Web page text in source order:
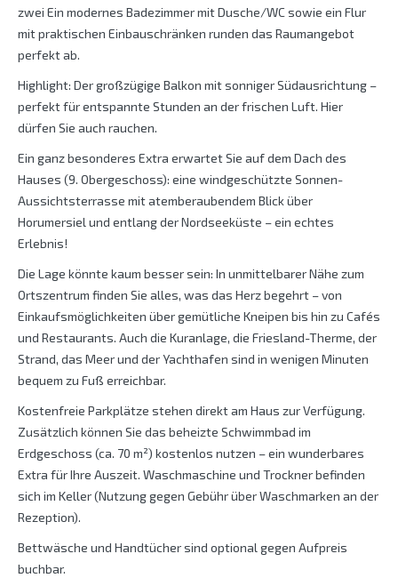
zwei Ein modernes Badezimmer mit Dusche/WC sowie ein Flur
mit praktischen Einbauschränken runden das Raumangebot
perfekt ab.
Highlight: Der großzügige Balkon mit sonniger Südausrichtung –
perfekt für entspannte Stunden an der frischen Luft. Hier
dürfen Sie auch rauchen.
Ein ganz besonderes Extra erwartet Sie auf dem Dach des
Hauses (9. Obergeschoss): eine windgeschützte Sonnen-
Aussichtsterrasse mit atemberaubendem Blick über
Horumersiel und entlang der Nordseeküste – ein echtes
Erlebnis!
Die Lage könnte kaum besser sein: In unmittelbarer Nähe zum
Ortszentrum finden Sie alles, was das Herz begehrt – von
Einkaufsmöglichkeiten über gemütliche Kneipen bis hin zu Cafés
und Restaurants. Auch die Kuranlage, die Friesland-Therme, der
Strand, das Meer und der Yachthafen sind in wenigen Minuten
bequem zu Fuß erreichbar.
Kostenfreie Parkplätze stehen direkt am Haus zur Verfügung.
Zusätzlich können Sie das beheizte Schwimmbad im
Erdgeschoss (ca. 70 m²) kostenlos nutzen – ein wunderbares
Extra für Ihre Auszeit. Waschmaschine und Trockner befinden
sich im Keller (Nutzung gegen Gebühr über Waschmarken an der
Rezeption).
Bettwäsche und Handtücher sind optional gegen Aufpreis
buchbar.